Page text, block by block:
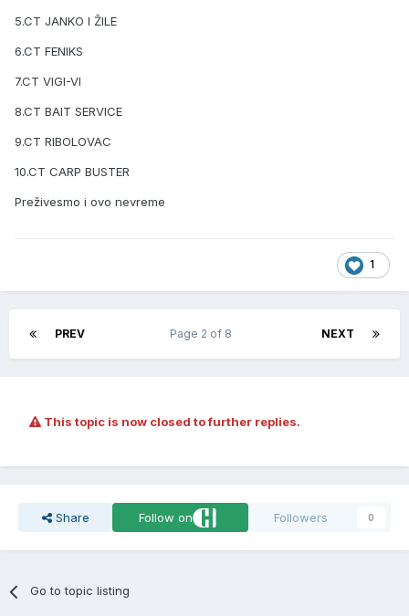
5.CT JANKO I ŽILE
6.CT FENIKS
7.CT VIGI-VI
8.CT BAIT SERVICE
9.CT RIBOLOVAC
10.CT CARP BUSTER
Preživesmo i ovo nevreme
1
PREV NEXT
Page 2 of 8
This topic is now closed to further replies.
Share Follow on Followers 0
Go to topic listing